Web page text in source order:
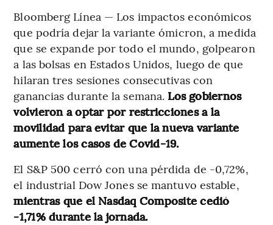
Bloomberg Línea — Los impactos económicos
que podría dejar la variante ómicron, a medida
que se expande por todo el mundo, golpearon
a las bolsas en Estados Unidos, luego de que
hilaran tres sesiones consecutivas con
ganancias durante la semana. Los gobiernos
volvieron a optar por restricciones a la
movilidad para evitar que la nueva variante
aumente los casos de Covid-19.
El S&P 500 cerró con una pérdida de -0,72%,
el industrial Dow Jones se mantuvo estable,
mientras que el Nasdaq Composite cedió
-1,71% durante la jornada.